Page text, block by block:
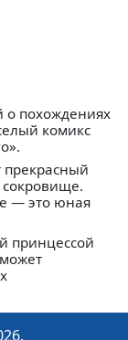
о похождениях
комикс
прекрасный
сокровище.
— это юная
принцессой